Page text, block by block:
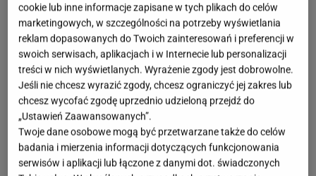
cookie lub inne informacje zapisane w tych plikach do celów
marketingowych, w szczególności na potrzeby wyświetlania
reklam dopasowanych do Twoich zainteresowań i preferencji w
swoich serwisach, aplikacjach i w Internecie lub personalizacji
treści w nich wyświetlanych. Wyrażenie zgody jest dobrowolne.
Jeśli nie chcesz wyrazić zgody, chcesz ograniczyć jej zakres lub
chcesz wycofać zgodę uprzednio udzieloną przejdź do
„Ustawień Zaawansowanych”.
Twoje dane osobowe mogą być przetwarzane także do celów
badania i mierzenia informacji dotyczących funkcjonowania
serwisów i aplikacji lub łączone z danymi dot. świadczonych